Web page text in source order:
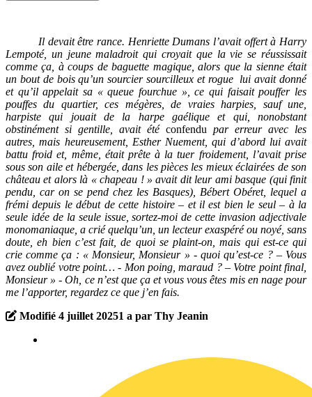
Il devait être rance. Henriette Dumans l’avait offert à Harry
Lempoté, un jeune maladroit qui croyait que la vie se réussissait
comme ça, à coups de baguette magique, alors que la sienne était
un bout de bois qu’un sourcier sourcilleux et rogue lui avait donné
et qu’il appelait sa « queue fourchue », ce qui faisait pouffer les
pouffes du quartier, ces mégères, de vraies harpies, sauf une,
harpiste qui jouait de la harpe gaélique et qui, nonobstant
obstinément si gentille, avait été confendu par erreur avec les
autres, mais heureusement, Esther Nuement, qui d’abord lui avait
battu froid et, même, était prête à la tuer froidement, l’avait prise
sous son aile et hébergée, dans les pièces les mieux éclairées de son
château et alors là « chapeau ! » avait dit leur ami basque (qui finit
pendu, car on se pend chez les Basques), Bébert Obéret, lequel a
frémi depuis le début de cette histoire – et il est bien le seul – à la
seule idée de la seule issue, sortez-moi de cette invasion adjectivale
monomaniaque, a crié quelqu’un, un lecteur exaspéré ou noyé, sans
doute, eh bien c’est fait, de quoi se plaint-on, mais qui est-ce qui
crie comme ça : « Monsieur, Monsieur » - quoi qu’est-ce ? – Vous
avez oublié votre point… - Mon poing, maraud ? – Votre point final,
Monsieur » - Oh, ce n’est que ça et vous vous êtes mis en nage pour
me l’apporter, regardez ce que j’en fais.
Modifié 4 juillet 20251 a par Thy Jeanin